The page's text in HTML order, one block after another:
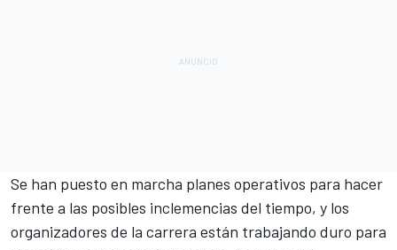
Se han puesto en marcha planes operativos para hacer
frente a las posibles inclemencias del tiempo, y los
organizadores de la carrera están trabajando duro para